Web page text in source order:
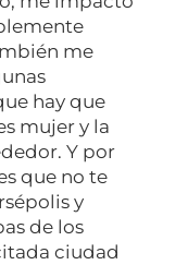
me
hay que
mujer y la
Y por
que no te
y
de los
ciudad